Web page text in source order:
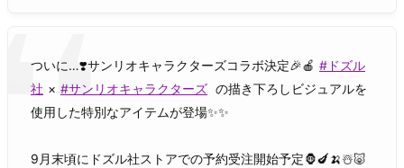
ついに…❣️サンリオキャラクターズコラボ決定🎉🍎 #ドズル
社 × #サンリオキャラクターズ の描き下ろしビジュアルを
使用した特別なアイテムが登場✨✨
9月末頃にドズル社ストアでの予約受注開始予定🦍🍆🍌☃️🐷